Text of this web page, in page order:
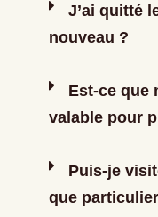
J’ai quitté
nouveau ?
Est-ce que
valable pour
Puis-je
que